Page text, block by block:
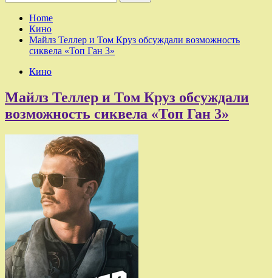
Home
Кино
Майлз Теллер и Том Круз обсуждали возможность
сиквела «Топ Ган 3»
Кино
Майлз Теллер и Том Круз обсуждали
возможность сиквела «Топ Ган 3»